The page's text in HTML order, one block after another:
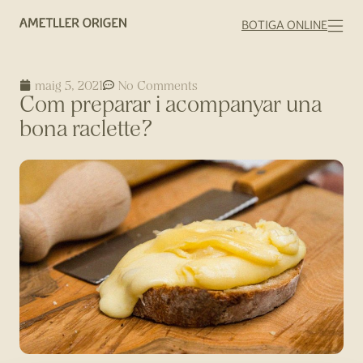
BOTIGA ONLINE
maig 5, 2021 No Comments
Com preparar i acompanyar una
bona raclette?